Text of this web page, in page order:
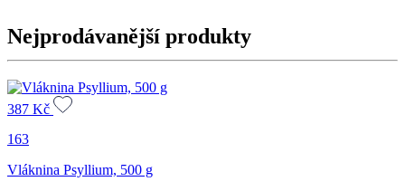
Nejprodávanější produkty
387 Kč
163
Vláknina Psyllium, 500 g